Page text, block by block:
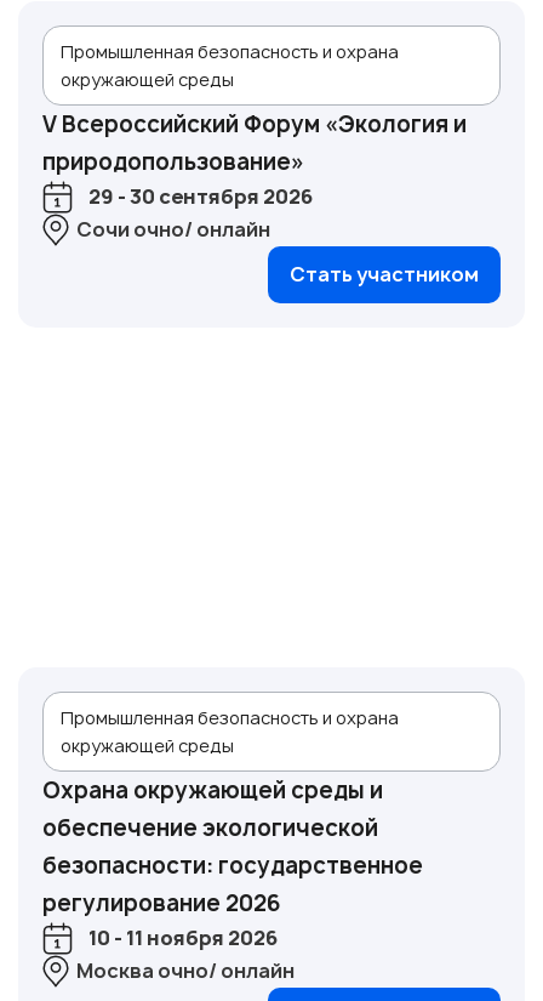
Промышленная безопасность и охрана
окружающей среды
V Всероссийский Форум «Экология и
природопользование»
29 - 30 сентября 2026
Сочи очно/ онлайн
Стать участником
Промышленная безопасность и охрана
окружающей среды
Охрана окружающей среды и
обеспечение экологической
безопасности: государственное
регулирование 2026
10 - 11 ноября 2026
Москва очно/ онлайн